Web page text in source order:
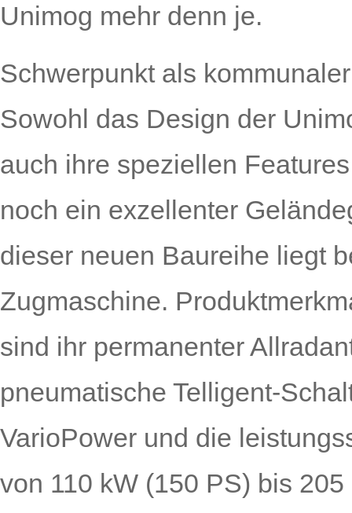
Unimog mehr denn je.
Schwerpunkt als
Sowohl das Design der
auch ihre speziellen
noch ein exzellenter
dieser neuen Baureihe liegt
Zugmaschine.
sind ihr permanenter
pneumatische Telligent-
VarioPower und die
von 110 kW (150 PS) bis